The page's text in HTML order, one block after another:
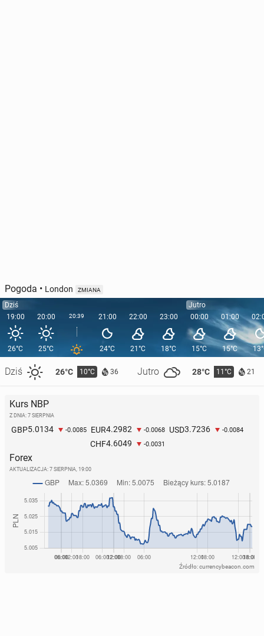
Pogoda • London ZMIANA
Dziś
19:00
26°C
Dziś 26°C 10°C 36 Jutro 28°C 11°C 21
20:00
25°C
20:39 21:00
24°C
22:00
21°C
23:00
18°C
Jutro
00:00
15°C
01:00
15°C
Kurs NBP
Z DNIA: 7 SIERPNIA
GBP5.0134 -0.0085 EUR4.2982 -0.0068 USD3.7236 -0.0084
CHF4.6049 -0.0031
Forex
AKTUALIZACJA: 7 SIERPNIA, 19:00
Źródło: currencybeacon.com